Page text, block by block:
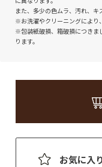
また、多少の色ムラ、汚れ、キ
※お洗濯やクリーニングにより
※包装紙破損、箱破損につきま
ります。
お気に入り